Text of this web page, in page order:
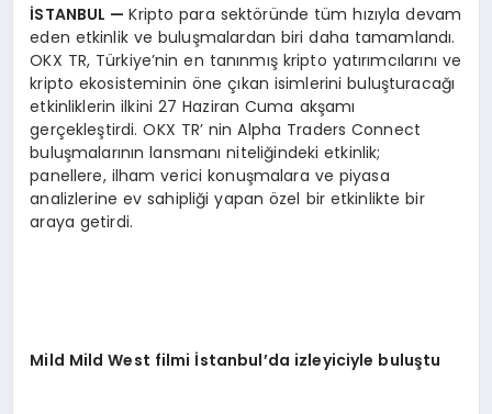
İSTANBUL —Kripto para sektöründe tüm hızıyla devam
eden etkinlik ve buluşmalardan biri daha tamamlandı.
OKX TR, Türkiye’nin en tanınmış kripto yatırımcılarını ve
kripto ekosisteminin öne çıkan isimlerini buluşturacağı
etkinliklerin ilkini 27 Haziran Cuma akşamı
gerçekleştirdi. OKX TR’ nin Alpha Traders Connect
buluşmalarının lansmanı niteliğindeki etkinlik;
panellere, ilham verici konuşmalara ve piyasa
analizlerine ev sahipliği yapan özel bir etkinlikte bir
araya getirdi.
Mild Mild West filmi İstanbul’da izleyiciyle buluştu